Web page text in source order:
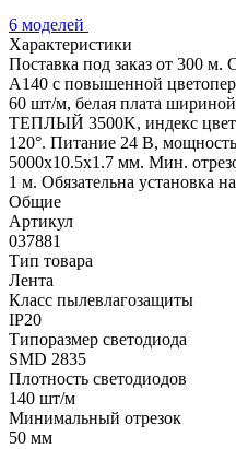
6 моделей
Характеристики
Поставка под заказ от 300 м.
A140 с повышенной
60 шт/м, белая плата
ТЕПЛЫЙ 3500K, индекс
120°. Питание 24 В,
5000х10.5х1.7 мм. Мин.
1 м. Обязательна установка
Общие
Артикул
037881
Тип товара
Лента
Класс пылевлагозащиты
IP20
Типоразмер светодиода
SMD 2835
Плотность светодиодов
140 шт/м
Минимальный отрезок
50 мм